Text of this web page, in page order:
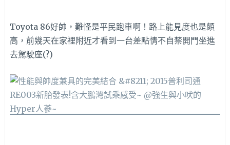
Toyota 86好帥，難怪是平民跑車啊！路上能見度也是頗
高，前幾天在家裡附近才看到一台差點情不自禁開門坐進
去駕駛座(?)